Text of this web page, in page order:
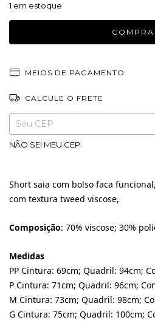
1 em estoque
MEIOS DE PAGAMENTO
CALCULE O FRETE
Entregas para o CEP:
NÃO SEI MEU CEP
Short saia com bolso faca
com textura tweed viscose,
Composição: 70% viscose; 30%
Medidas
PP Cintura: 69cm; Quadril: 94cm;
P Cintura: 71cm; Quadril: 96cm;
M Cintura: 73cm; Quadril: 98cm;
G Cintura: 75cm; Quadril: 100cm;